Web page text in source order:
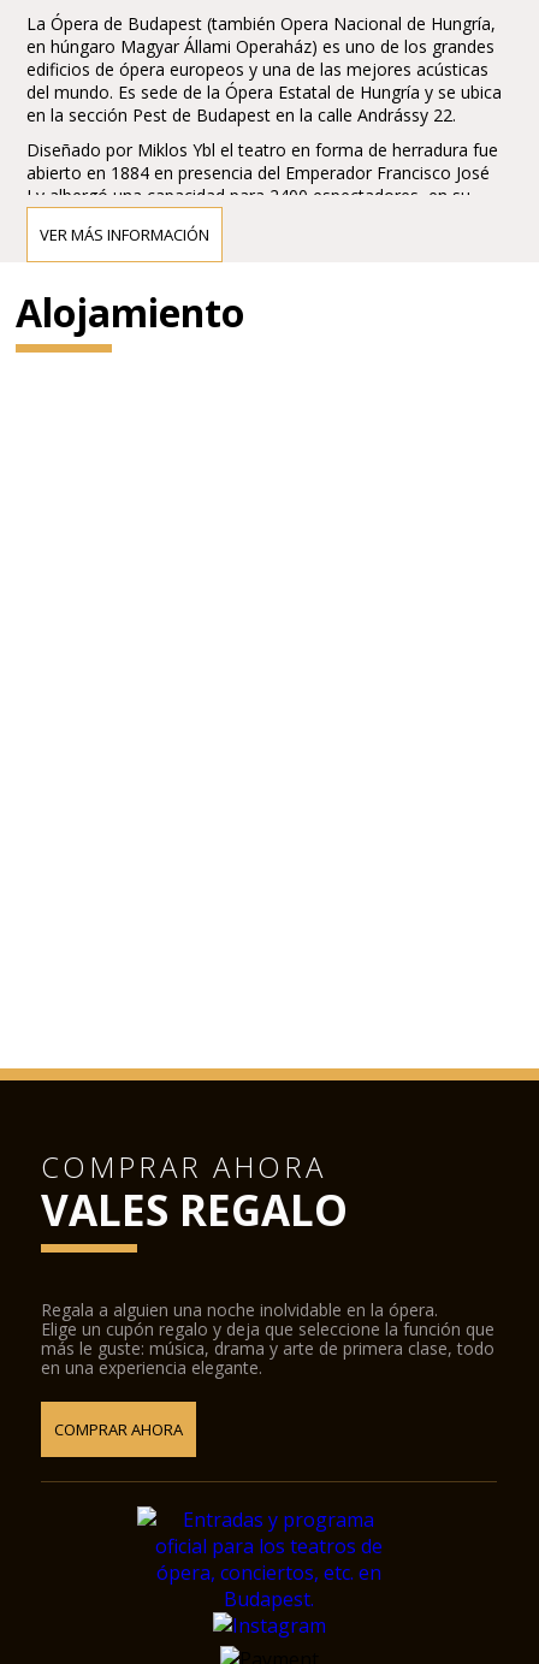
La Ópera de Budapest (también Opera Nacional de Hungría,
en húngaro Magyar Állami Operaház) es uno de los grandes
edificios de ópera europeos y una de las mejores acústicas
del mundo. Es sede de la Ópera Estatal de Hungría y se ubica
en la sección Pest de Budapest en la calle Andrássy 22.
Diseñado por Miklos Ybl el teatro en forma de herradura fue
abierto en 1884 en presencia del Emperador Francisco José
I y albergó una capacidad para 2400 espectadores, en su
El compositor y director Gustav Mahler fue director artístico
del teatro en 1887-1891 iniciando una era dorada a la que se
sumaron Richard Strauss, Wilhelm Furtwängler y Otto
VER MÁS INFORMACIÓN
Alojamiento
COMPRAR AHORA
VALES REGALO
Regala a alguien una noche inolvidable en la ópera.
Elige un cupón regalo y deja que seleccione la función que
más le guste: música, drama y arte de primera clase, todo
en una experiencia elegante.
COMPRAR AHORA